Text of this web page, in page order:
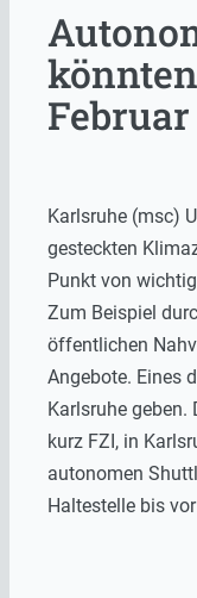
Karlsruhe (msc)
gesteckten
Punkt von
Zum Beispiel
öffentlichen
Angebote. Eines
Karlsruhe
kurz FZI, in
autonomen
Haltestelle bis